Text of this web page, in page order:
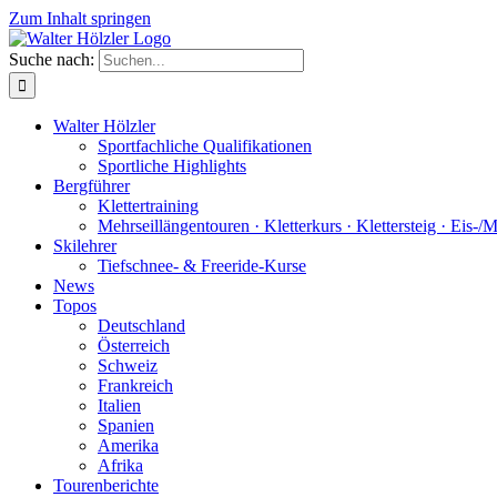
Zum Inhalt springen
Suche nach:
Walter Hölzler
Sportfachliche Qualifikationen
Sportliche Highlights
Bergführer
Klettertraining
Mehrseil­längen­touren · Kletterkurs · Klettersteig · Eis-/
Skilehrer
Tiefschnee- & Freeride-Kurse
News
Topos
Deutschland
Österreich
Schweiz
Frankreich
Italien
Spanien
Amerika
Afrika
Tourenberichte